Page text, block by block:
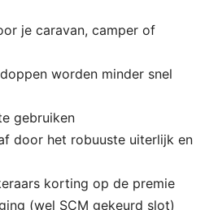
je caravan, camper of
worden minder snel
gebruiken
door het robuuste uiterlijk en
korting op de premie
(wel SCM gekeurd slot)